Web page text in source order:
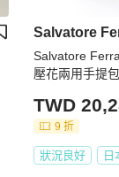
Salvatore
Salvatore
壓花兩用手提
TWD
9 折
狀況良好 日